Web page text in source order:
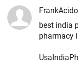
FrankAcido
best india
pharmacy